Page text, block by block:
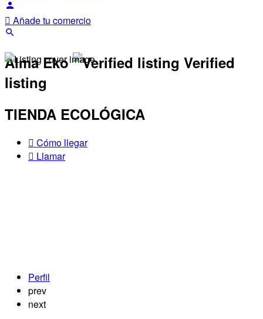
Añade tu comercio
Alma Eko
Verified
listing
TIENDA ECOLÓGICA
Cómo llegar
Llamar
Perfil
prev
next